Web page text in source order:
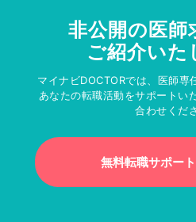
非公開の医師
ご紹介いた
マイナビDOCTORでは、医師専
あなたの転職活動をサポートい
合わせくだ
無料転職サポー